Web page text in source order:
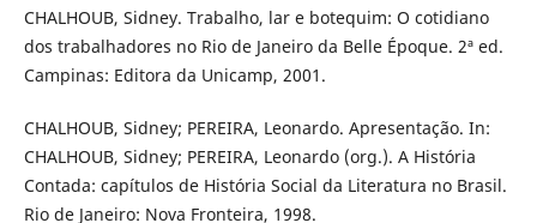
CHALHOUB, Sidney. Trabalho, lar e botequim: O cotidiano
dos trabalhadores no Rio de Janeiro da Belle Époque. 2ª ed.
Campinas: Editora da Unicamp, 2001.
CHALHOUB, Sidney; PEREIRA, Leonardo. Apresentação. In:
CHALHOUB, Sidney; PEREIRA, Leonardo (org.). A História
Contada: capítulos de História Social da Literatura no Brasil.
Rio de Janeiro: Nova Fronteira, 1998.